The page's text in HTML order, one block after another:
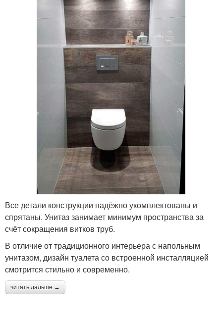
Все детали конструкции надёжно укомплектованы и
спрятаны. Унитаз занимает минимум пространства за
счёт сокращения витков труб.
В отличие от традиционного интерьера с напольным
унитазом, дизайн туалета со встроенной инсталляцией
смотрится стильно и современно.
читать дальше →